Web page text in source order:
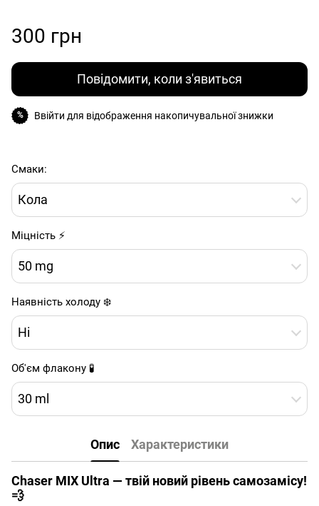
300 грн
Повідомити, коли з'явиться
% Ввійти для відображення накопичувальної знижки
Смаки:
Кола
Міцність ⚡
50 mg
Наявність холоду ❄️
Ні
Об'єм флакону 🧪
30 ml
Опис Характеристики
Chaser MIX Ultra — твій новий рівень самозамісу!
💨